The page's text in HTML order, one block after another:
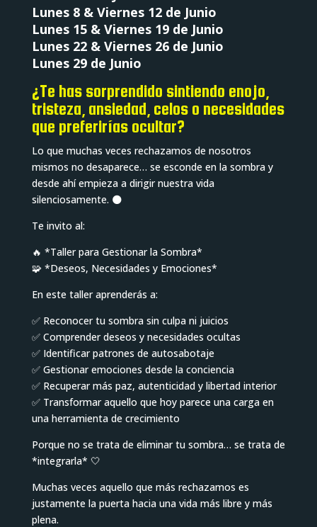
Lunes 8 & Viernes 12 de Junio
Lunes 15 & Viernes 19 de Junio
Lunes 22 & Viernes 26 de Junio
Lunes 29 de Junio
¿Te has sorprendido sintiendo enojo,
tristeza, ansiedad, celos o necesidades
que preferirías ocultar?
Lo que muchas veces rechazamos de nosotros
mismos no desaparece… se esconde en la sombra y
desde ahí empieza a dirigir nuestra vida
silenciosamente. 🌑
Te invito al:
🔥 *Taller para Gestionar la Sombra*
🧩 *Deseos, Necesidades y Emociones*
En este taller aprenderás a:
✅ Reconocer tu sombra sin culpa ni juicios
✅ Comprender deseos y necesidades ocultas
✅ Identificar patrones de autosabotaje
✅ Gestionar emociones desde la conciencia
✅ Recuperar más paz, autenticidad y libertad interior
✅ Transformar aquello que hoy parece una carga en
una herramienta de crecimiento
Porque no se trata de eliminar tu sombra… se trata de
*integrarla* 🤍
Muchas veces aquello que más rechazamos es
justamente la puerta hacia una vida más libre y más
plena.